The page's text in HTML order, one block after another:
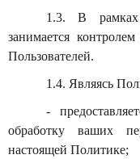
1.3. В рамках
занимается
Пользователей.
1.4. Являясь
-
обработку ваших
настоящей